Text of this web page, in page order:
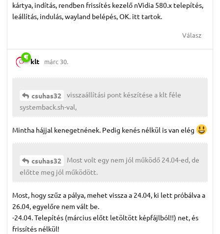
kártya, indítás, rendben frissítés kezelő nVidia 580.x telepítés,
leállítás, indulás, wayland belépés, OK. itt tartok.
Válasz
klt márc 30.
csuhas32
visszaállítási pont készítése a klt féle
systemback.sh-val,
Mintha hájjal kenegetnének. Pedig kenés nélkül is van elég
csuhas32
Most volt egy nem jól működő 24.04-ed, de
előtte meg jól működött.
Most, hogy szűz a pálya, mehet vissza a 24.04, ki lett próbálva a
26.04, egyelőre nem vált be.
-24.04. Telepítés (március előtt letöltött képfájlból!!) net, és
frissítés nélkül!